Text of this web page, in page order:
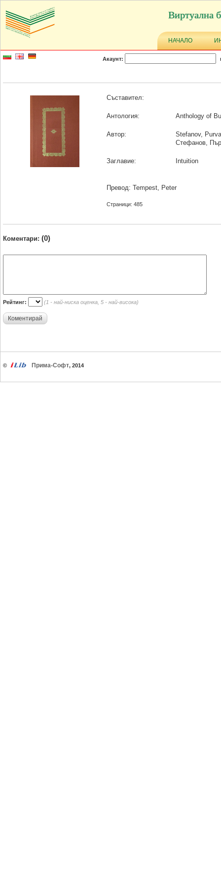
Виртуална
НАЧАЛО
Акаунт:
Съставител:
Антология: Anthology of
Автор:
Stefanov,
Стефанов,
Заглавие: Intuition
Превод: Tempest, Peter
Страници: 485
Коментари: (0)
Рейтинг: (1 - най-ниска оценка, 5 - най-висока)
Коментирай
© Прима-Софт, 2014